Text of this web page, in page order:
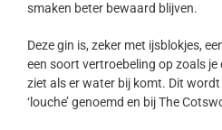
smaken beter bewaard blijven.
Deze gin is, zeker met ijsblokjes,
een soort vertroebeling op zoals
ziet als er water bij komt. Dit
‘louche’ genoemd en bij The